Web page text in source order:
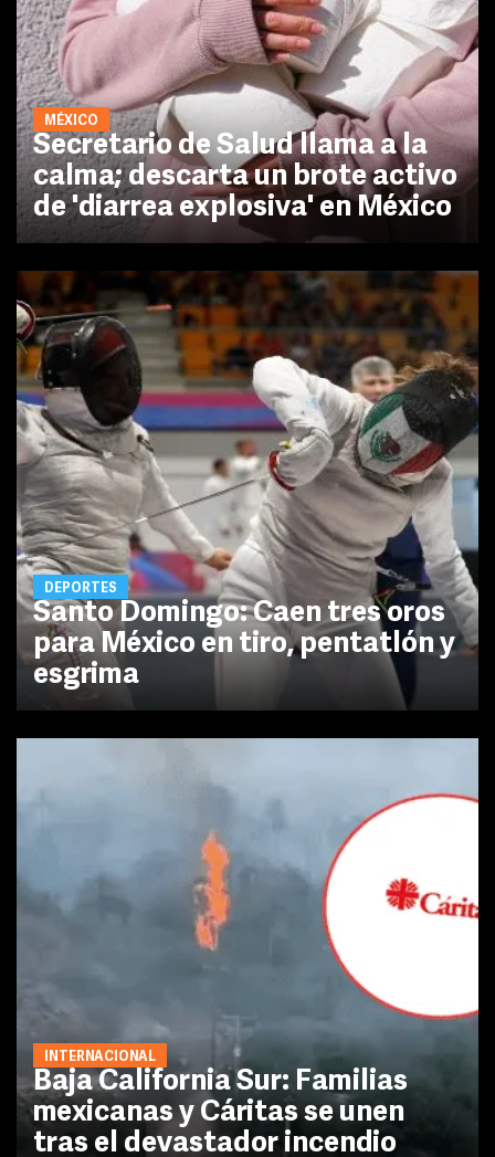
MÉXICO
Secretario de Salud llama a la
calma; descarta un brote activo
de 'diarrea explosiva' en México
DEPORTES
Santo Domingo: Caen tres oros
para México en tiro, pentatlón y
esgrima
INTERNACIONAL
Baja California Sur: Familias
mexicanas y Cáritas se unen
tras el devastador incendio